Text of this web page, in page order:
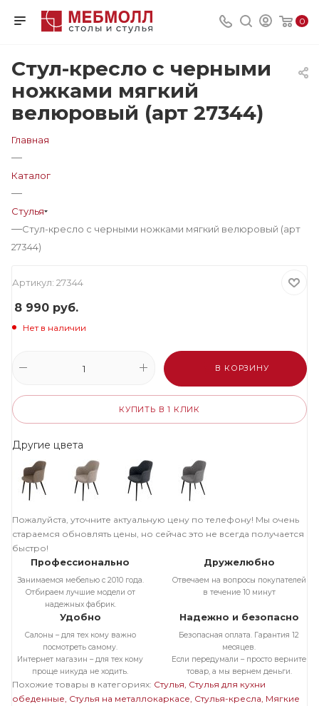
0
Стул-кресло с черными
ножками мягкий
велюровый (арт 27344)
Главная
—
Каталог
—
Стулья
—Стул-кресло с черными ножками мягкий велюровый (арт
27344)
Артикул: 27344
8 990 руб.
Нет в наличии
В КОРЗИНУ
КУПИТЬ В 1 КЛИК
Другие цвета
Пожалуйста, уточните актуальную цену по телефону! Мы очень
стараемся обновлять цены, но сейчас это не всегда получается
быстро!
Профессионально
Занимаемся мебелью с 2010 года.
Отбираем лучшие модели от
надежных фабрик.
Дружелюбно
Отвечаем на вопросы покупателей
в течение 10 минут
Удобно
Салоны – для тех кому важно
посмотреть самому.
Интернет магазин – для тех кому
проще никуда не ходить.
Надежно и безопасно
Безопасная оплата. Гарантия 12
месяцев.
Если передумали – просто верните
товар, а мы вернем деньги.
Похожие товары в категориях: Стулья Стулья для кухни
обеденные Стулья на металлокаркасе Стулья-кресла Мягкие